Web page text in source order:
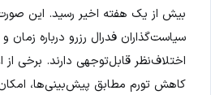
بیش از یک هفته اخیر رسید. این
سیاست‌گذاران فدرال رزرو درباره
اختلاف‌نظر قابل‌توجهی دارند. برخی
کاهش تورم مطابق پیش‌بینی‌ها،